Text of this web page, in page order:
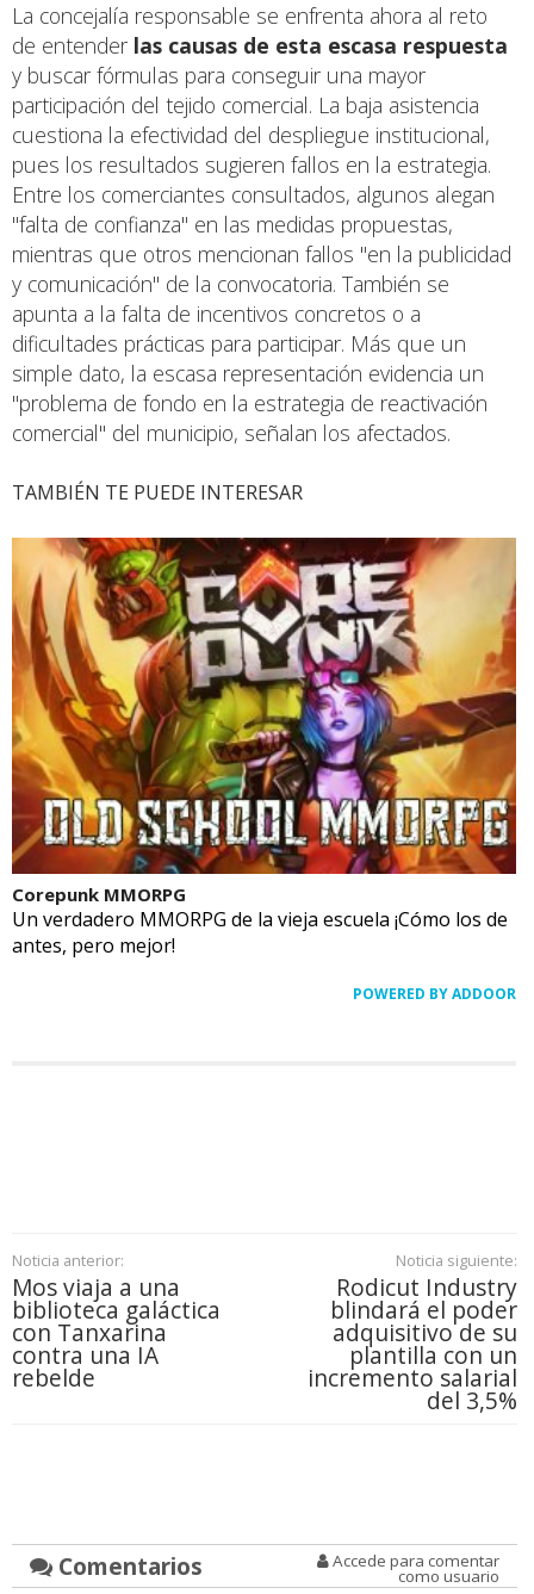
La concejalía responsable se enfrenta ahora al reto
de entender las causas de esta escasa respuesta
y buscar fórmulas para conseguir una mayor
participación del tejido comercial. La baja asistencia
cuestiona la efectividad del despliegue institucional,
pues los resultados sugieren fallos en la estrategia.
Entre los comerciantes consultados, algunos alegan
"falta de confianza" en las medidas propuestas,
mientras que otros mencionan fallos "en la publicidad
y comunicación" de la convocatoria. También se
apunta a la falta de incentivos concretos o a
dificultades prácticas para participar. Más que un
simple dato, la escasa representación evidencia un
"problema de fondo en la estrategia de reactivación
comercial" del municipio, señalan los afectados.
TAMBIÉN TE PUEDE INTERESAR
Corepunk MMORPG
Un verdadero MMORPG de la vieja escuela ¡Cómo los de
antes, pero mejor!
POWERED BY ADDOOR
Noticia anterior:
Mos viaja a una
biblioteca galáctica
con Tanxarina
contra una IA
rebelde
Noticia siguiente:
Rodicut Industry
blindará el poder
adquisitivo de su
plantilla con un
incremento salarial
del 3,5%
Comentarios Accede para comentar
como usuario